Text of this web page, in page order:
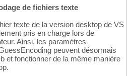
de fichiers texte
texte de la version desktop de VS
pris en charge lors de
Ainsi, les paramètres
peuvent désormais
et fonctionner de la même manière